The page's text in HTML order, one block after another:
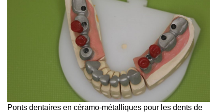
Ponts dentaires en céramo-métalliques pour les dents de